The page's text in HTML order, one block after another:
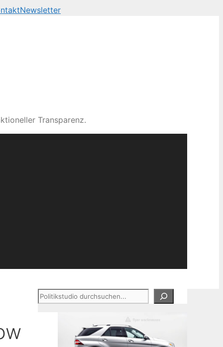
Newsletter
Transparenz.
Suchen